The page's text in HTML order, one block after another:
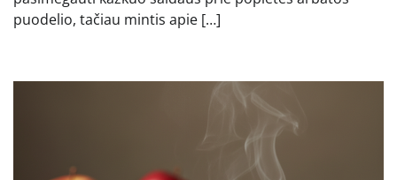
puodelio, tačiau mintis apie […]